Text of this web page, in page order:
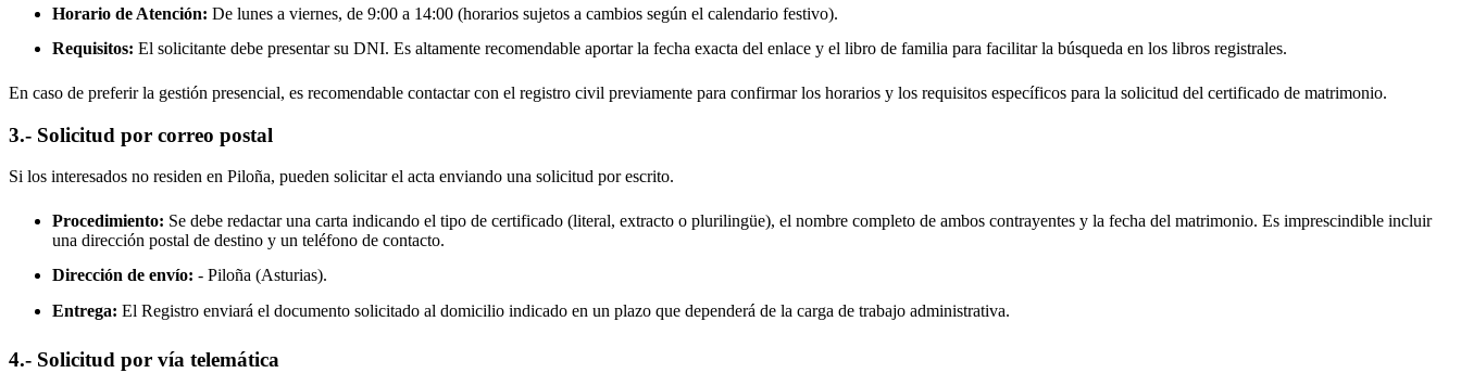
Horario de Atención: De lunes a viernes, de 9:00 a 14:00 (horarios sujetos a cambios según el calendario festivo).
Requisitos: El solicitante debe presentar su DNI. Es altamente recomendable aportar la fecha exacta del enlace y el libro de familia para facilitar la búsqueda en los libros registrales.
En caso de preferir la gestión presencial, es recomendable contactar con el registro civil previamente para confirmar los horarios y los requisitos específicos para la solicitud del certificado de matrimonio.
3.- Solicitud por correo postal
Si los interesados no residen en Piloña, pueden solicitar el acta enviando una solicitud por escrito.
Procedimiento: Se debe redactar una carta indicando el tipo de certificado (literal, extracto o plurilingüe), el nombre completo de ambos contrayentes y la fecha del matrimonio. Es imprescindible incluir
una dirección postal de destino y un teléfono de contacto.
Dirección de envío: - Piloña (Asturias).
Entrega: El Registro enviará el documento solicitado al domicilio indicado en un plazo que dependerá de la carga de trabajo administrativa.
4.- Solicitud por vía telemática